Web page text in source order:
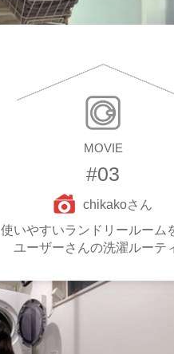
MOVIE
#03
chikakoさん
使いやすいランドリールーム
ユーザーさんの洗濯ルーテ